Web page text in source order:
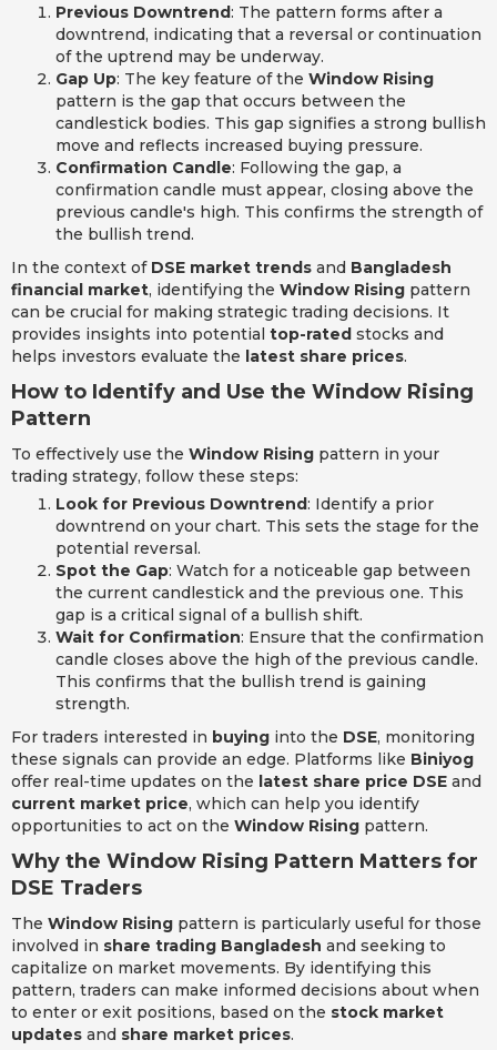
Previous Downtrend: The pattern forms after a
downtrend, indicating that a reversal or continuation
of the uptrend may be underway.
Gap Up: The key feature of the Window Rising
pattern is the gap that occurs between the
candlestick bodies. This gap signifies a strong bullish
move and reflects increased buying pressure.
Confirmation Candle: Following the gap, a
confirmation candle must appear, closing above the
previous candle's high. This confirms the strength of
the bullish trend.
In the context of DSE market trends and Bangladesh
financial market, identifying the Window Rising pattern
can be crucial for making strategic trading decisions. It
provides insights into potential top-rated stocks and
helps investors evaluate the latest share prices.
How to Identify and Use the Window Rising
Pattern
To effectively use the Window Rising pattern in your
trading strategy, follow these steps:
Look for Previous Downtrend: Identify a prior
downtrend on your chart. This sets the stage for the
potential reversal.
Spot the Gap: Watch for a noticeable gap between
the current candlestick and the previous one. This
gap is a critical signal of a bullish shift.
Wait for Confirmation: Ensure that the confirmation
candle closes above the high of the previous candle.
This confirms that the bullish trend is gaining
strength.
For traders interested in buying into the DSE, monitoring
these signals can provide an edge. Platforms like Biniyog
offer real-time updates on the latest share price DSE and
current market price, which can help you identify
opportunities to act on the Window Rising pattern.
Why the Window Rising Pattern Matters for
DSE Traders
The Window Rising pattern is particularly useful for those
involved in share trading Bangladesh and seeking to
capitalize on market movements. By identifying this
pattern, traders can make informed decisions about when
to enter or exit positions, based on the stock market
updates and share market prices.